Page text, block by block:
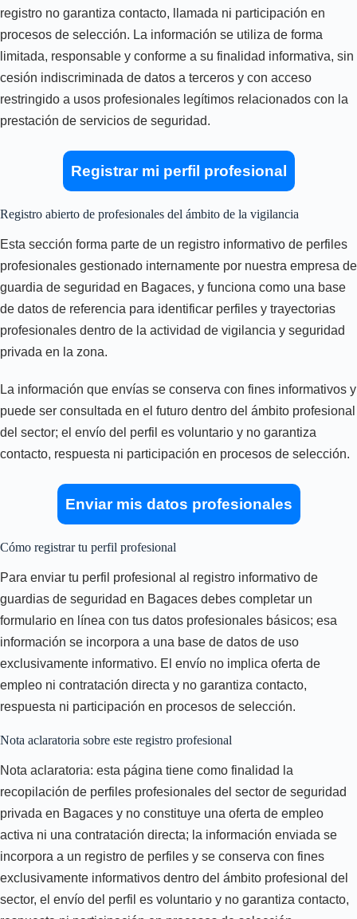
registro no garantiza contacto, llamada ni participación en
procesos de selección. La información se utiliza de forma
limitada, responsable y conforme a su finalidad informativa, sin
cesión indiscriminada de datos a terceros y con acceso
restringido a usos profesionales legítimos relacionados con la
prestación de servicios de seguridad.
Registrar mi perfil profesional
Registro abierto de profesionales del ámbito de la vigilancia
Esta sección forma parte de un registro informativo de perfiles
profesionales gestionado internamente por nuestra empresa de
guardia de seguridad en Bagaces, y funciona como una base
de datos de referencia para identificar perfiles y trayectorias
profesionales dentro de la actividad de vigilancia y seguridad
privada en la zona.
La información que envías se conserva con fines informativos y
puede ser consultada en el futuro dentro del ámbito profesional
del sector; el envío del perfil es voluntario y no garantiza
contacto, respuesta ni participación en procesos de selección.
Enviar mis datos profesionales
Cómo registrar tu perfil profesional
Para enviar tu perfil profesional al registro informativo de
guardias de seguridad en Bagaces debes completar un
formulario en línea con tus datos profesionales básicos; esa
información se incorpora a una base de datos de uso
exclusivamente informativo. El envío no implica oferta de
empleo ni contratación directa y no garantiza contacto,
respuesta ni participación en procesos de selección.
Nota aclaratoria sobre este registro profesional
Nota aclaratoria: esta página tiene como finalidad la
recopilación de perfiles profesionales del sector de seguridad
privada en Bagaces y no constituye una oferta de empleo
activa ni una contratación directa; la información enviada se
incorpora a un registro de perfiles y se conserva con fines
exclusivamente informativos dentro del ámbito profesional del
sector, el envío del perfil es voluntario y no garantiza contacto,